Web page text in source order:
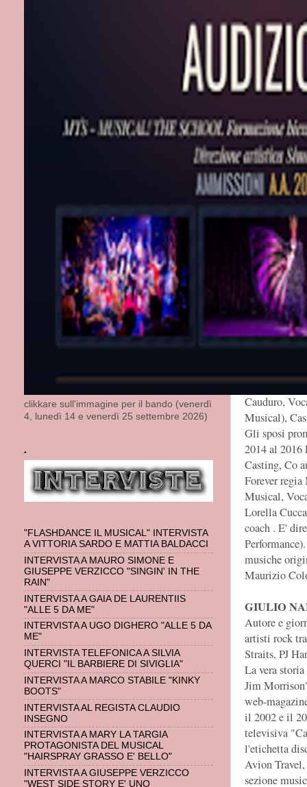
prodotto da
Colombi che
Pirates con
comprende
che va in
Commedia:
nella Band
Fegiz Io
ALEX
Intraprende,
strumenti a
la chitarra,
e dopo aver
distingue
Isidoro con
musiche,
Christmas
coach. Dal
arrangiatore,
Cauduro,
Musical),
Gli sposi
2014 al
Casting, Co
Forever
Musical,
Lorella
coach . E'
musiche
Maurizio
GIULIO
Autore e
artisti rock
Straits, PJ
La vera
Jim
web-
il 2002 e il
televisiva
l'etichetta
Avion
sezione
clikkare sull'immagine per il bando (venerdì
4, lunedì 14 e venerdì 25 settembre 2026)
.
"FLASHDANCE IL MUSICAL" INTERVISTA
A VITTORIA SARDO E MATTIA BALDACCI
INTERVISTA A MAURO SIMONE E
GIUSEPPE VERZICCO "SINGIN' IN THE
RAIN"
INTERVISTA A GAIA DE LAURENTIIS
"ALLE 5 DA ME"
INTERVISTA A UGO DIGHERO "ALLE 5 DA
ME"
INTERVISTA TELEFONICA A SILVIA
QUERCI "IL BARBIERE DI SIVIGLIA"
INTERVISTA A MARCO STABILE "KINKY
BOOTS"
INTERVISTA AL REGISTA CLAUDIO
INSEGNO
INTERVISTA A MARY LA TARGIA
PROTAGONISTA DEL MUSICAL
"HAIRSPRAY GRASSO E' BELLO"
INTERVISTA A GIUSEPPE VERZICCO
"WEST SIDE STORY E' UNO